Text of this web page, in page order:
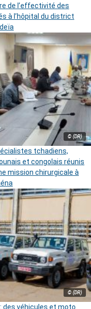
de l’effectivité des
à l’hôpital du district
© (DR)
tchadiens,
et congolais réunis
mission chirurgicale à
© (DR)
des véhicules et moto